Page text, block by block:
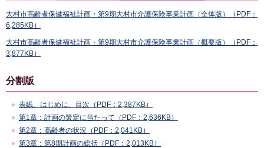
大村市高齢者保健福祉計画・第9期大村市介護保険事業計画（全体版）（PDF：
6,285KB）
大村市高齢者保健福祉計画・第9期大村市介護保険事業計画（概要版）（PDF：
3,877KB）
分割版
表紙、はじめに、目次（PDF：2,387KB）
第1章：計画の策定に当たって（PDF：2,636KB）
第2章：高齢者の状況（PDF：2,041KB）
第3章：第8期計画の総括（PDF：2,013KB）